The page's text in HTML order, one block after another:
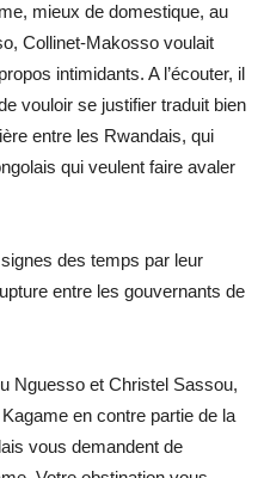
mieux de domestique, au
Collinet-Makosso voulait
intimidants. A l’écouter, il
vouloir se justifier traduit bien
entre les Rwandais, qui
qui veulent faire avaler
des temps par leur
entre les gouvernants de
Nguesso et Christel Sassou,
en contre partie de la
vous demandent de